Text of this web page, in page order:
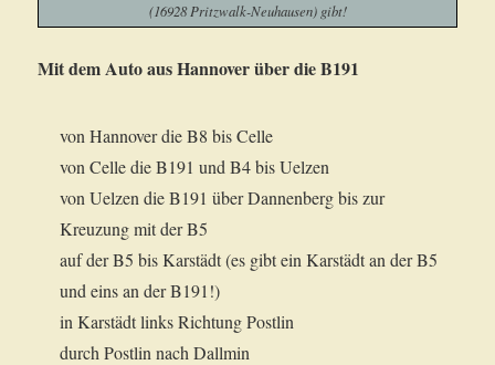
(16928 Pritzwalk-Neuhausen) gibt!
Mit dem Auto aus Hannover über die B191
von Hannover die B8 bis Celle
von Celle die B191 und B4 bis Uelzen
von Uelzen die B191 über Dannenberg bis zur
Kreuzung mit der B5
auf der B5 bis Karstädt (es gibt ein Karstädt an der B5
und eins an der B191!)
in Karstädt links Richtung Postlin
durch Postlin nach Dallmin